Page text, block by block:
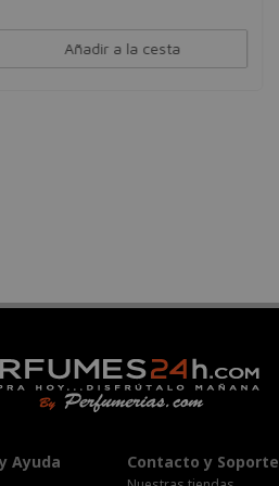
Añadir a la cesta
Ayuda Contacto y Soporte